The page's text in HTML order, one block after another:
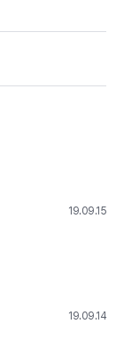
19.09.15
19.09.14